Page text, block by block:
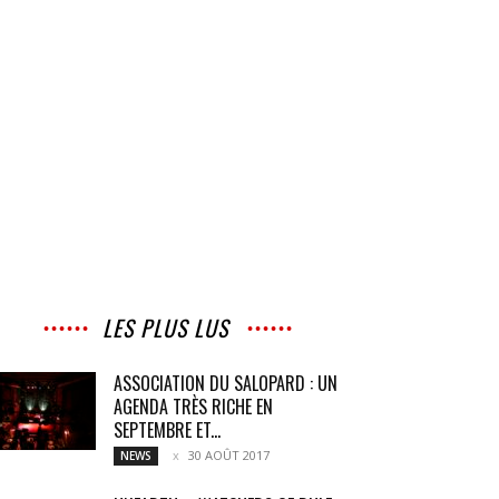
LES PLUS LUS
ASSOCIATION DU SALOPARD : UN
AGENDA TRÈS RICHE EN
SEPTEMBRE ET...
NEWS 30 AOÛT 2017